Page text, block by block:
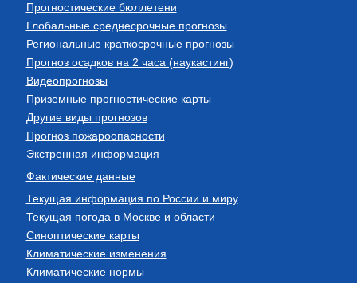
Прогностические бюллетени
Глобальные среднесрочные прогнозы
Региональные краткосрочные прогнозы
Прогноз осадков на 2 часа (наукастинг)
Видеопрогнозы
Приземные прогностические карты
Другие виды прогнозов
Прогноз пожароопасности
Экстренная информация
Фактические данные
Текущая информация по России и миру
Текущая погода в Москве и области
Синоптические карты
Климатические изменения
Климатические нормы